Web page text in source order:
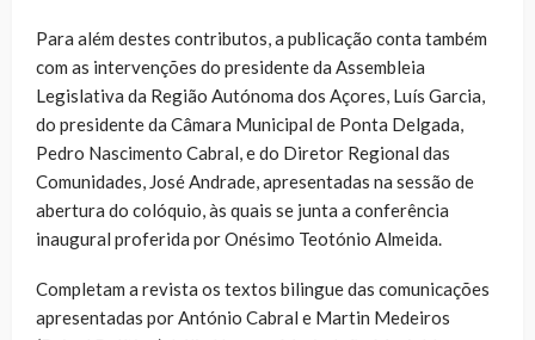
Para além destes contributos, a publicação conta também
com as intervenções do presidente da Assembleia
Legislativa da Região Autónoma dos Açores, Luís Garcia,
do presidente da Câmara Municipal de Ponta Delgada,
Pedro Nascimento Cabral, e do Diretor Regional das
Comunidades, José Andrade, apresentadas na sessão de
abertura do colóquio, às quais se junta a conferência
inaugural proferida por Onésimo Teotónio Almeida.
Completam a revista os textos bilingue das comunicações
apresentadas por António Cabral e Martin Medeiros